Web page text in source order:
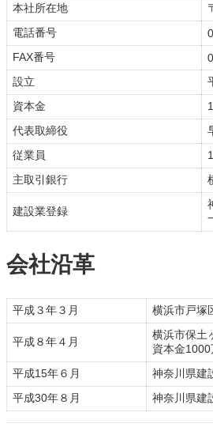
本社所在地
電話番号
FAX番号
設立
資本金
代表取締役
従業員
主取引銀行
建設業登録
会社沿革
平成３年３月 横浜市戸塚
平成８年４月
横浜市保土
資本金1000
平成15年６月
神奈川県建
平成30年８月
神奈川県建